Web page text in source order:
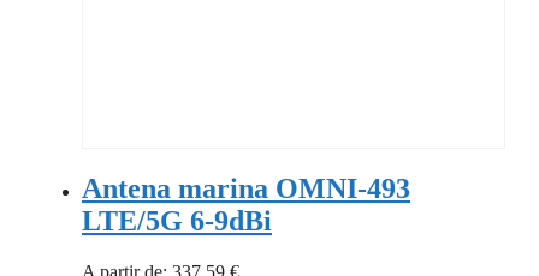
Antena marina OMNI-493
LTE/5G 6-9dBi
A partir de: 337,59 €